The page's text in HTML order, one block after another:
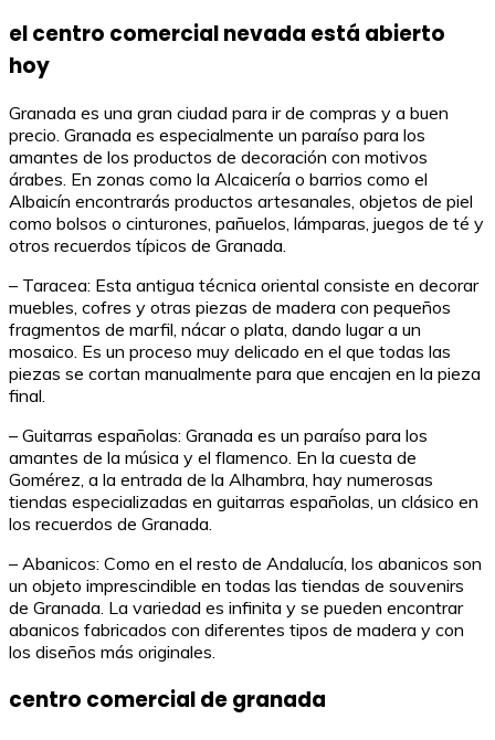
el centro comercial nevada está abierto
hoy
Granada es una gran ciudad para ir de compras y a buen
precio. Granada es especialmente un paraíso para los
amantes de los productos de decoración con motivos
árabes. En zonas como la Alcaicería o barrios como el
Albaicín encontrarás productos artesanales, objetos de piel
como bolsos o cinturones, pañuelos, lámparas, juegos de té y
otros recuerdos típicos de Granada.
– Taracea: Esta antigua técnica oriental consiste en decorar
muebles, cofres y otras piezas de madera con pequeños
fragmentos de marfil, nácar o plata, dando lugar a un
mosaico. Es un proceso muy delicado en el que todas las
piezas se cortan manualmente para que encajen en la pieza
final.
– Guitarras españolas: Granada es un paraíso para los
amantes de la música y el flamenco. En la cuesta de
Gomérez, a la entrada de la Alhambra, hay numerosas
tiendas especializadas en guitarras españolas, un clásico en
los recuerdos de Granada.
– Abanicos: Como en el resto de Andalucía, los abanicos son
un objeto imprescindible en todas las tiendas de souvenirs
de Granada. La variedad es infinita y se pueden encontrar
abanicos fabricados con diferentes tipos de madera y con
los diseños más originales.
centro comercial de granada